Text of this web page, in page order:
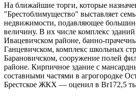
На ближайшие торги, которые
"Брестоблимущество" выставляет
недвижимости, подавляющее
величину. В их числе комплекс
Ивацевичском районе, банно-
Ганцевичском, комплекс школьных
Барановичском, сооружение полей
районе. Кирпичное здание с
составными частями в агрогородке
Брестское ЖКХ — оценил в Br172,5